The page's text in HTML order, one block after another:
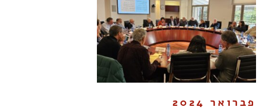
פברואר 2024